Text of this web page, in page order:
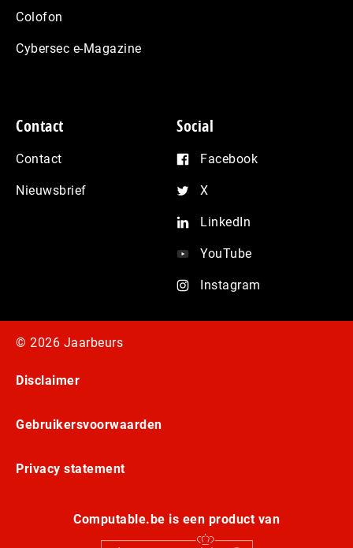
Colofon
Cybersec e-Magazine
Contact
Contact
Nieuwsbrief
Social
Facebook
X
LinkedIn
YouTube
Instagram
© 2026 Jaarbeurs
Disclaimer
Gebruikersvoorwaarden
Privacy statement
Computable.be is een product van